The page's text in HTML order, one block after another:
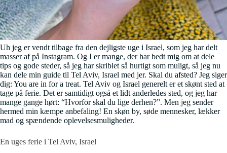
Uh jeg er vendt tilbage fra den dejligste uge i Israel, som jeg har delt
masser af på Instagram. Og I er mange, der har bedt mig om at dele
tips og gode steder, så jeg har skriblet så hurtigt som muligt, så jeg nu
kan dele min guide til Tel Aviv, Israel med jer. Skal du afsted? Jeg siger
dig: You are in for a treat. Tel Aviv og Israel generelt er et skønt sted at
tage på ferie. Det er samtidigt også et lidt anderledes sted, og jeg har
mange gange hørt: “Hvorfor skal du lige derhen?”. Men jeg sender
hermed min kæmpe anbefaling! En skøn by, søde mennesker, lækker
mad og spændende oplevelsesmuligheder.
En uges ferie i Tel Aviv, Israel